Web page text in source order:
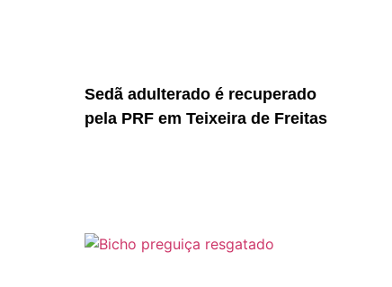
Sedã adulterado é recuperado
pela PRF em Teixeira de Freitas